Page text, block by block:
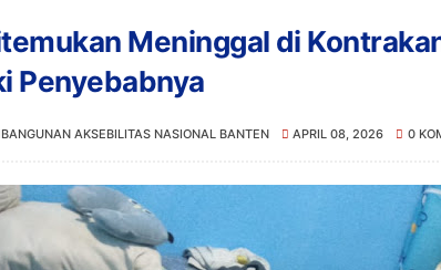
Meninggal di
Penyebabnya
AKSEBILITAS NASIONAL BANTEN APRIL 08, 2026 0